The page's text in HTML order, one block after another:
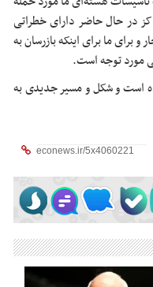
در حال حاضر دارای خطراتی
و برای ما برای اینکه بازرسان به
مورد توجه است.
است و شکل و مسیر جدیدی به